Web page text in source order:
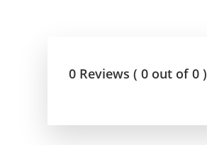
0 Reviews ( 0 out of 0 )